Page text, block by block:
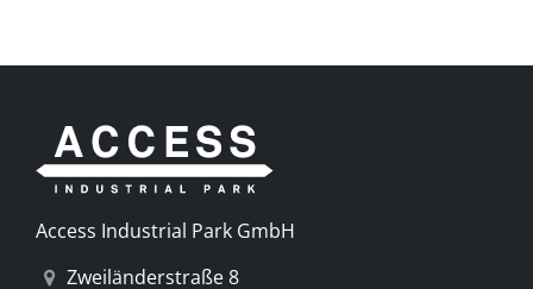
Access Industrial Park GmbH
Zweiländerstraße 8